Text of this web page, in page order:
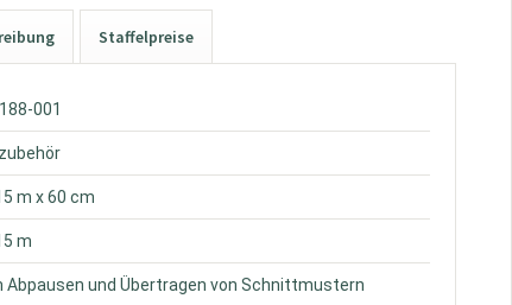
Staffelpreise
001
m x 60 cm
m
Abpausen und Übertragen von Schnittmustern